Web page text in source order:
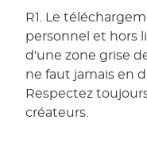
R1. Le
personnel et hors
d'une zone grise
ne faut jamais en
Respectez
créateurs.